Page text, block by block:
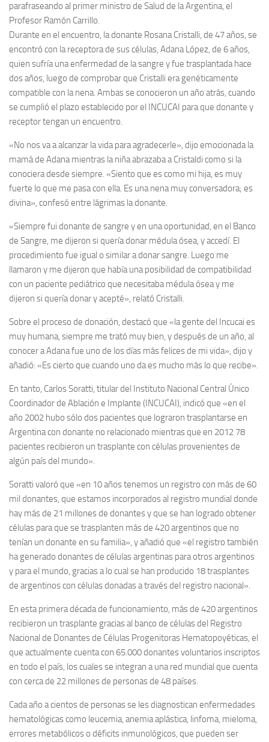
parafraseando al primer ministro de Salud de la Argentina, el
Profesor Ramón Carrillo.
Durante en el encuentro, la donante Rosana Cristalli, de 47 años, se
encontró con la receptora de sus células, Adana López, de 6 años,
quien sufría una enfermedad de la sangre y fue trasplantada hace
dos años, luego de comprobar que Cristalli era genéticamente
compatible con la nena. Ambas se conocieron un año atrás, cuando
se cumplió el plazo establecido por el INCUCAI para que donante y
receptor tengan un encuentro.
«No nos va a alcanzar la vida para agradecerle», dijo emocionada la
mamá de Adana mientras la niña abrazaba a Cristaldi como si la
conociera desde siempre. «Siento que es como mi hija, es muy
fuerte lo que me pasa con ella. Es una nena muy conversadora; es
divina», confesó entre lágrimas la donante.
«Siempre fui donante de sangre y en una oportunidad, en el Banco
de Sangre, me dijeron si quería donar médula ósea, y accedí. El
procedimiento fue igual o similar a donar sangre. Luego me
llamaron y me dijeron que había una posibilidad de compatibilidad
con un paciente pediátrico que necesitaba médula ósea y me
dijeron si quería donar y acepté», relató Cristalli.
Sobre el proceso de donación, destacó que «la gente del Incucai es
muy humana, siempre me trató muy bien, y después de un año, al
conocer a Adana fue uno de los días más felices de mi vida», dijo y
añadió: «Es cierto que cuando uno da es mucho más lo que recibe».
En tanto, Carlos Soratti, titular del Instituto Nacional Central Único
Coordinador de Ablación e Implante (INCUCAI), indicó que «en el
año 2002 hubo sólo dos pacientes que lograron trasplantarse en
Argentina con donante no relacionado mientras que en 2012 78
pacientes recibieron un trasplante con células provenientes de
algún país del mundo».
Soratti valoró que «en 10 años tenemos un registro con más de 60
mil donantes, que estamos incorporados al registro mundial donde
hay más de 21 millones de donantes y que se han logrado obtener
células para que se trasplanten más de 420 argentinos que no
tenían un donante en su familia», y añadió que «el registro también
ha generado donantes de células argentinas para otros argentinos
y para el mundo, gracias a lo cual se han producido 18 trasplantes
de argentinos con células donadas a través del registro nacional».
En esta primera década de funcionamiento, más de 420 argentinos
recibieron un trasplante gracias al banco de células del Registro
Nacional de Donantes de Células Progenitoras Hematopoyéticas, el
que actualmente cuenta con 65.000 donantes voluntarios inscriptos
en todo el país, los cuales se integran a una red mundial que cuenta
con cerca de 22 millones de personas de 48 países.
Cada año a cientos de personas se les diagnostican enfermedades
hematológicas como leucemia, anemia aplástica, linfoma, mieloma,
errores metabólicos o déficits inmunológicos, que pueden ser